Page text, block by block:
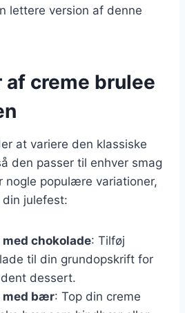
lettere version af denne
creme brulee
at variere den klassiske
den passer til enhver smag
nogle populære variationer,
julefest:
chokolade: Tilføj
til din grundopskrift for
dessert.
med bær: Top din creme